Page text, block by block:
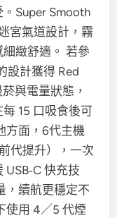
Super Smooth
宮氣道設計，霧
緻舒適。 若參
設計獲得 Red
與電量狀態，
15 口吸食後可
方面，6代主機
代提升），一次
快充技
，續航更穩定不
使用 4／5 代煙